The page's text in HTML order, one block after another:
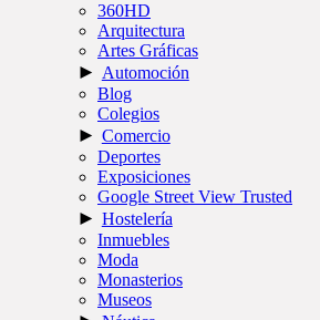
360HD
Arquitectura
Artes Gráficas
► Automoción
Blog
Colegios
► Comercio
Deportes
Exposiciones
Google Street View Trusted
► Hostelería
Inmuebles
Moda
Monasterios
Museos